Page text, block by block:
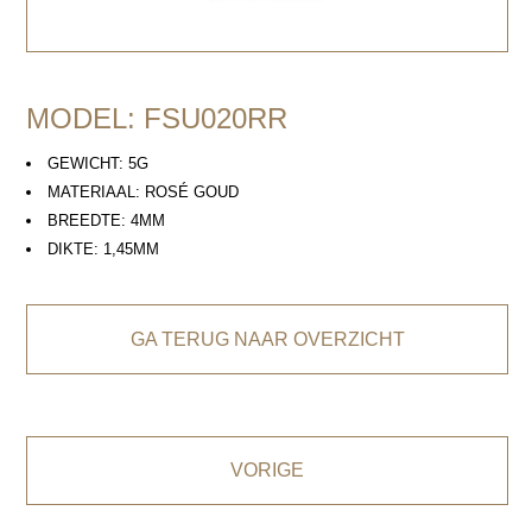
MODEL: FSU020RR
GEWICHT: 5G
MATERIAAL: ROSÉ GOUD
BREEDTE: 4MM
DIKTE: 1,45MM
GA TERUG NAAR OVERZICHT
VORIGE